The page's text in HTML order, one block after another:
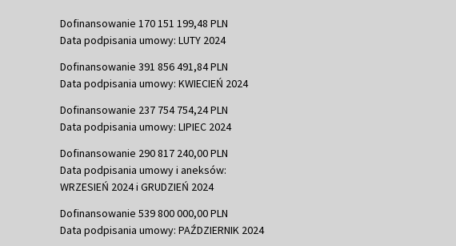
Dofinansowanie 170 151 199,48 PLN
Data podpisania umowy: LUTY 2024
Dofinansowanie 391 856 491,84 PLN
Data podpisania umowy: KWIECIEŃ 2024
Dofinansowanie 237 754 754,24 PLN
Data podpisania umowy: LIPIEC 2024
Dofinansowanie 290 817 240,00 PLN
Data podpisania umowy i aneksów:
WRZESIEŃ 2024 i GRUDZIEŃ 2024
Dofinansowanie 539 800 000,00 PLN
Data podpisania umowy: PAŹDZIERNIK 2024